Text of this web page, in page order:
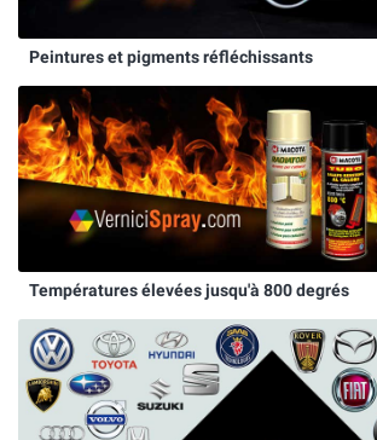
Peintures et pigments réfléchissants
Températures élevées jusqu'à 800 degrés